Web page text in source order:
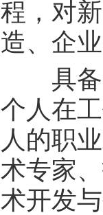
程，对
造、企
具备
个人在
人的职
术专家
术开发